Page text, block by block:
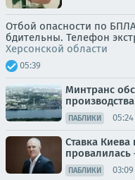
Отбой опасности по
бдительны. Телефон
Херсонской области
05:39
Минтранс
ПАБЛИКИ 05:24
Ставка
ПАБЛИКИ 03:09